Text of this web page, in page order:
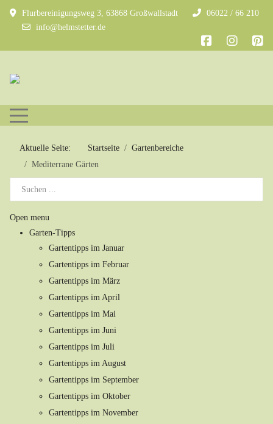
Flurbereinigungsweg 3, 63868 Großwallstadt
06022 / 66 210
info@helmstetter.de
Mobile Menu Toggle
Aktuelle Seite: Startseite
Gartenbereiche
Mediterrane Gärten
Open menu
Garten-Tipps
Gartentipps im Januar
Gartentipps im Februar
Gartentipps im März
Gartentipps im April
Gartentipps im Mai
Gartentipps im Juni
Gartentipps im Juli
Gartentipps im August
Gartentipps im September
Gartentipps im Oktober
Gartentipps im November